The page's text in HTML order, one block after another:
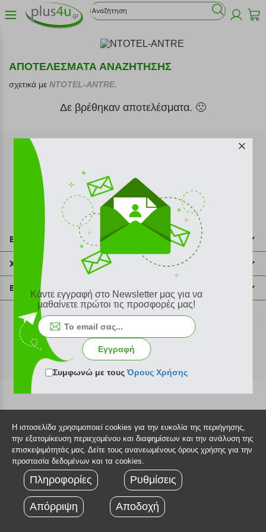
ΑΠΟΤΕΛΕΣΜΑΤΑ ΑΝΑΖΗΤΗΣΗΣ
σχετικά με NTOTEL-ANTRE.
Δε βρέθηκαν αποτελέσματα. 🙁
Εγγραφή στο newsletter
Επικοινωνία
211 2000 700
info@plus4u.gr
Χρήσιμες πληροφορίες
Η εταιρία
Σημεία παραλαβής
Ευκαιρίες καριέρας
Όροι χρήσης
Sitemap
Βοήθεια
Εξέλιξη παραγγελίας
Τρόποι παραγγελίας
Τρόποι πληρωμής
Τρόποι αποστολής
Πολιτική επιστροφών
Τεχνική υποστήριξη
©2026 Plus4u.gr
Κάντε εγγραφή στο Newsletter μας για να
μαθαίνετε πρώτοι τις προσφορές μας!
Εγγραφή
Συμφωνώ με τουςΌρους Χρήσης
Η ιστοσελίδα χρησιμοποιεί cookies για την ευκολία της περιήγησης,
την εξατομίκευση περιεχομένου και διαφημίσεων και την ανάλυση της
επισκεψιμότητάς μας. Δείτε τους ανανεωμένους όρους χρήσης για την
προστασία δεδομένων και τα cookies.
Πληροφορίες Ρυθμίσεις
Απόρριψη Αποδοχή